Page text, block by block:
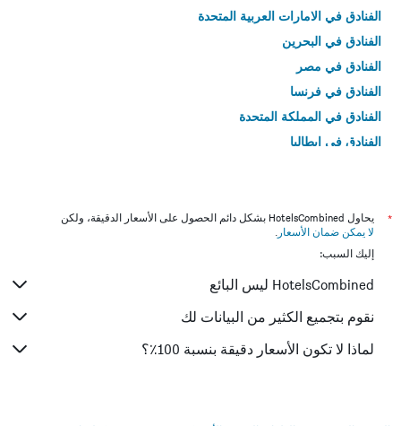
الفنادق في الامارات العربية المتحدة
الفنادق في البحرين
الفنادق في مصر
الفنادق في فرنسا
الفنادق في المملكة المتحدة
الفنادق في إيطاليا
*
يحاول HotelsCombined بشكل دائم الحصول على الأسعار الدقيقة، ولكن
لا يمكن ضمان الأسعار .
إليك السبب:
HotelsCombined ليس البائع
نقوم بتجميع الكثير من البيانات لك
لماذا لا تكون الأسعار دقيقة بنسبة 100٪؟